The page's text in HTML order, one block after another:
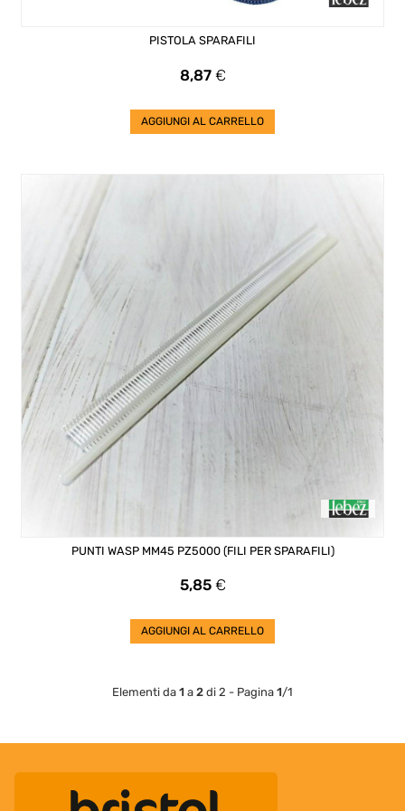
PISTOLA SPARAFILI
Prezzo
8,87€
AGGIUNGI AL CARRELLO
PUNTI WASP MM45 PZ5000 (FILI PER SPARAFILI)
Prezzo
5,85€
AGGIUNGI AL CARRELLO
Elementi da 1 a 2 di 2 - Pagina 1/1